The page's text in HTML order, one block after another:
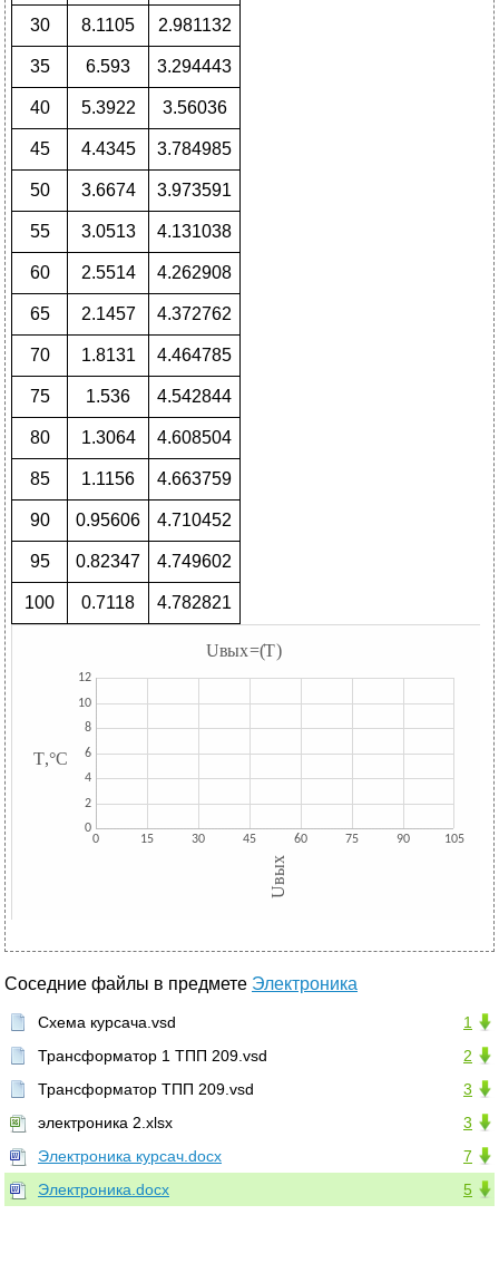
30 8.1105 2.981132
35 6.593 3.294443
40 5.3922 3.56036
45 4.4345 3.784985
50 3.6674 3.973591
55 3.0513 4.131038
60 2.5514 4.262908
65 2.1457 4.372762
70 1.8131 4.464785
75 1.536 4.542844
80 1.3064 4.608504
85 1.1156 4.663759
90 0.95606 4.710452
95 0.82347 4.749602
100 0.7118 4.782821
Соседние файлы в предмете Электроника
1
Схема курсача.vsd
2
Трансформатор 1 ТПП 209.vsd
3
Трансформатор ТПП 209.vsd
3
электроника 2.xlsx
7
Электроника курсач.docx
5
Электроника.docx